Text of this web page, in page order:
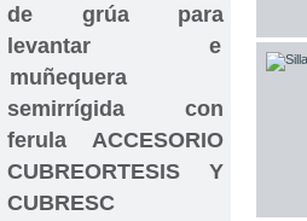
de grúa para
levantar e
muñequera
semirrígida con
ferula
ACCESORIO
CUBREORTESIS Y
CUBRESC